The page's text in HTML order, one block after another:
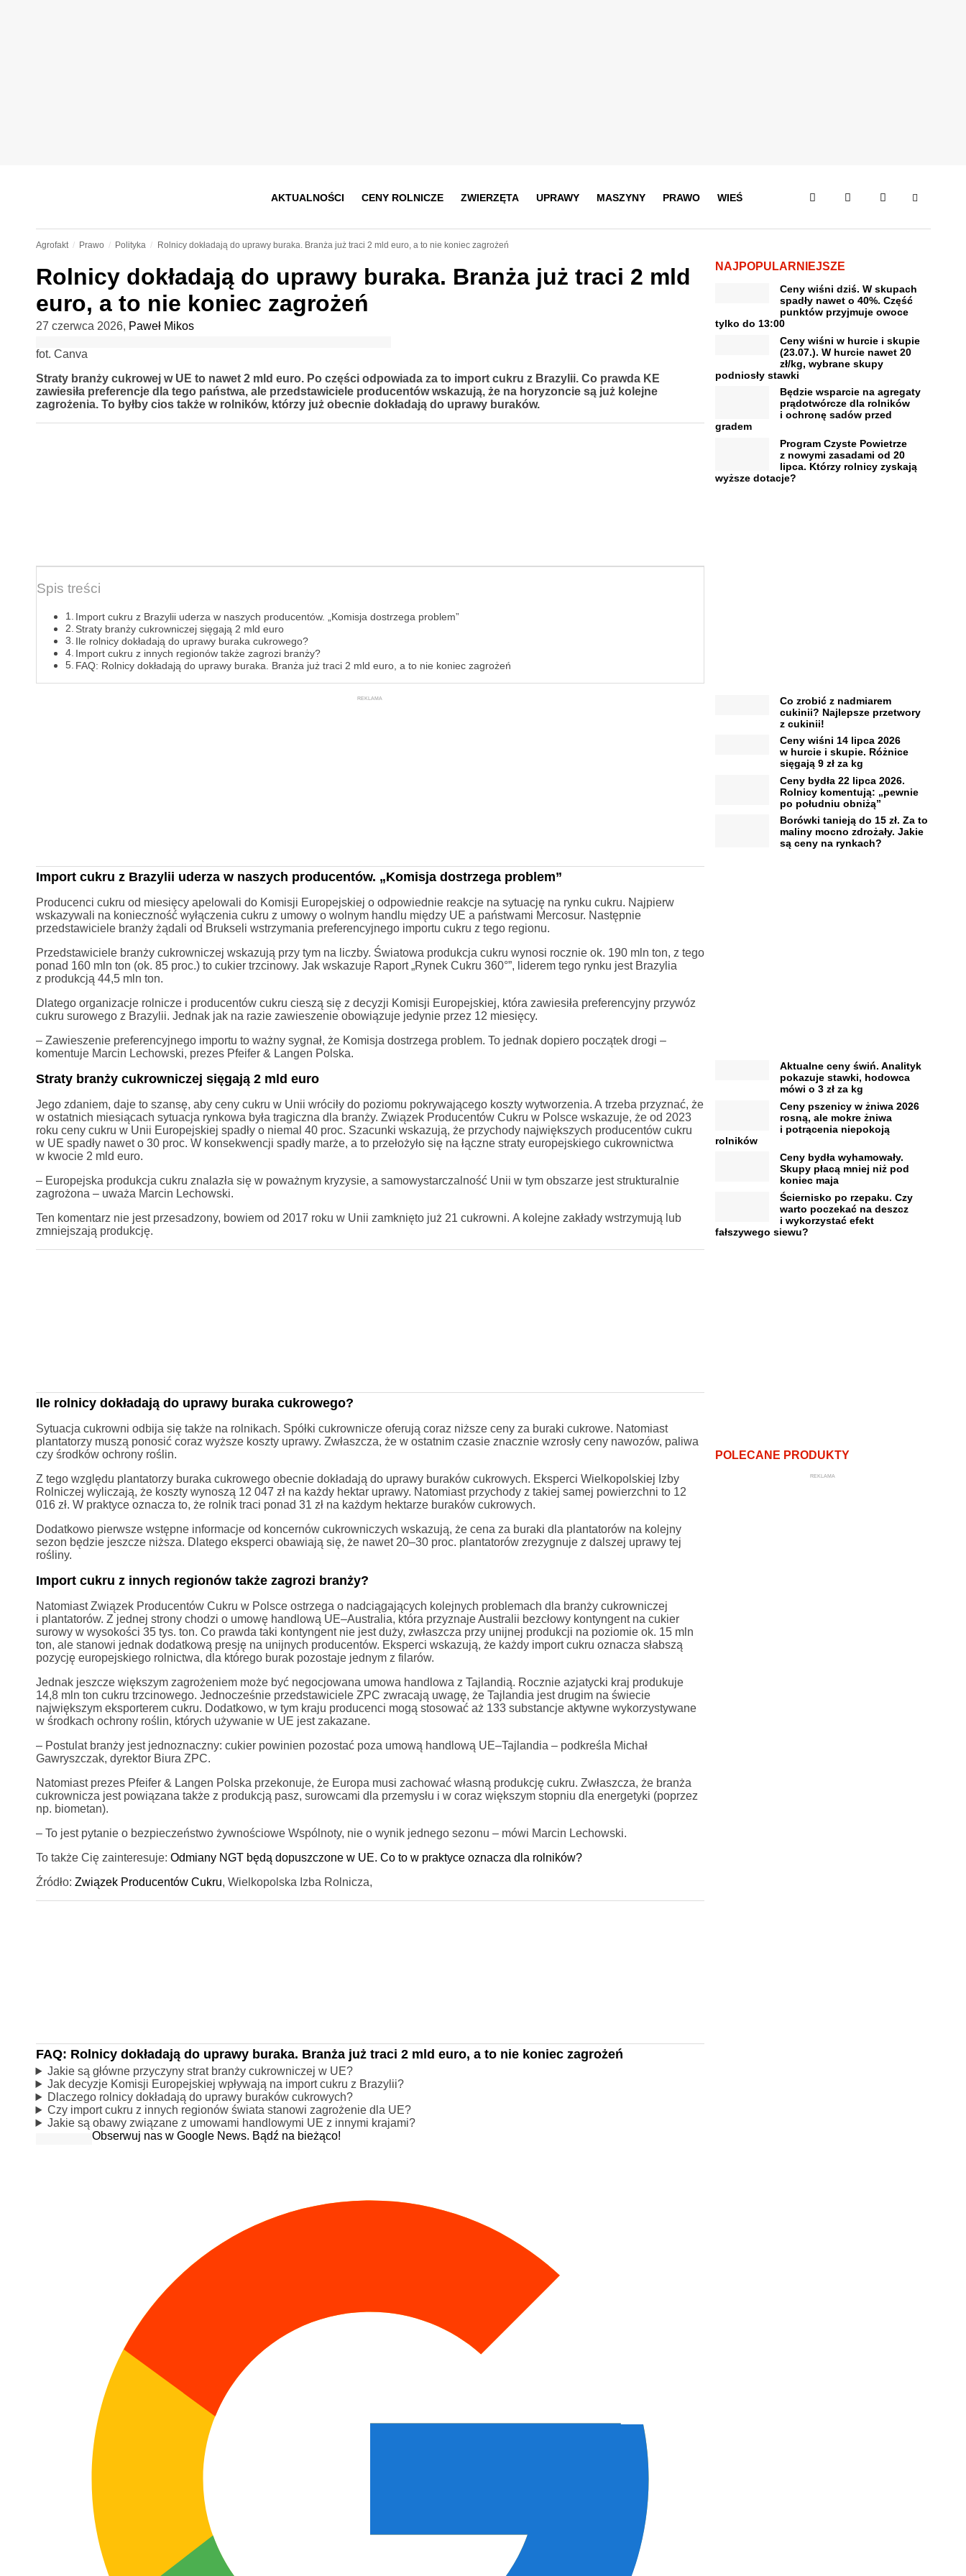
AKTUALNOŚCI CENY ROLNICZE ZWIERZĘTA UPRAWY MASZYNY PRAWO WIEŚ
Agrofakt Prawo Polityka Rolnicy dokładają do uprawy buraka. Branża już traci 2 mld euro, a to nie koniec zagrożeń
Rolnicy dokładają do uprawy buraka. Branża już traci 2 mld
euro, a to nie koniec zagrożeń
27 czerwca 2026, Paweł Mikos
fot. Canva
Straty branży cukrowej w UE to nawet 2 mld euro. Po części odpowiada za to import cukru z Brazylii. Co prawda KE
zawiesiła preferencje dla tego państwa, ale przedstawiciele producentów wskazują, że na horyzoncie są już kolejne
zagrożenia. To byłby cios także w rolników, którzy już obecnie dokładają do uprawy buraków.
Spis treści
Import cukru z Brazylii uderza w naszych producentów. „Komisja dostrzega problem”
Straty branży cukrowniczej sięgają 2 mld euro
Ile rolnicy dokładają do uprawy buraka cukrowego?
Import cukru z innych regionów także zagrozi branży?
FAQ: Rolnicy dokładają do uprawy buraka. Branża już traci 2 mld euro, a to nie koniec zagrożeń
REKLAMA
Import cukru z Brazylii uderza w naszych producentów. „Komisja dostrzega problem”
Producenci cukru od miesięcy apelowali do Komisji Europejskiej o odpowiednie reakcje na sytuację na rynku cukru. Najpierw
wskazywali na konieczność wyłączenia cukru z umowy o wolnym handlu między UE a państwami Mercosur. Następnie
przedstawiciele branży żądali od Brukseli wstrzymania preferencyjnego importu cukru z tego regionu.
Przedstawiciele branży cukrowniczej wskazują przy tym na liczby. Światowa produkcja cukru wynosi rocznie ok. 190 mln ton, z tego
ponad 160 mln ton (ok. 85 proc.) to cukier trzcinowy. Jak wskazuje Raport „Rynek Cukru 360°”, liderem tego rynku jest Brazylia
z produkcją 44,5 mln ton.
Dlatego organizacje rolnicze i producentów cukru cieszą się z decyzji Komisji Europejskiej, która zawiesiła preferencyjny przywóz
cukru surowego z Brazylii. Jednak jak na razie zawieszenie obowiązuje jedynie przez 12 miesięcy.
– Zawieszenie preferencyjnego importu to ważny sygnał, że Komisja dostrzega problem. To jednak dopiero początek drogi –
komentuje Marcin Lechowski, prezes Pfeifer & Langen Polska.
Straty branży cukrowniczej sięgają 2 mld euro
Jego zdaniem, daje to szansę, aby ceny cukru w Unii wróciły do poziomu pokrywającego koszty wytworzenia. A trzeba przyznać, że
w ostatnich miesiącach sytuacja rynkowa była tragiczna dla branży. Związek Producentów Cukru w Polsce wskazuje, że od 2023
roku ceny cukru w Unii Europejskiej spadły o niemal 40 proc. Szacunki wskazują, że przychody największych producentów cukru
w UE spadły nawet o 30 proc. W konsekwencji spadły marże, a to przełożyło się na łączne straty europejskiego cukrownictwa
w kwocie 2 mld euro.
– Europejska produkcja cukru znalazła się w poważnym kryzysie, a samowystarczalność Unii w tym obszarze jest strukturalnie
zagrożona – uważa Marcin Lechowski.
Ten komentarz nie jest przesadzony, bowiem od 2017 roku w Unii zamknięto już 21 cukrowni. A kolejne zakłady wstrzymują lub
zmniejszają produkcję.
Ile rolnicy dokładają do uprawy buraka cukrowego?
Sytuacja cukrowni odbija się także na rolnikach. Spółki cukrownicze oferują coraz niższe ceny za buraki cukrowe. Natomiast
plantatorzy muszą ponosić coraz wyższe koszty uprawy. Zwłaszcza, że w ostatnim czasie znacznie wzrosły ceny nawozów, paliwa
czy środków ochrony roślin.
Z tego względu plantatorzy buraka cukrowego obecnie dokładają do uprawy buraków cukrowych. Eksperci Wielkopolskiej Izby
Rolniczej wyliczają, że koszty wynoszą 12 047 zł na każdy hektar uprawy. Natomiast przychody z takiej samej powierzchni to 12
016 zł. W praktyce oznacza to, że rolnik traci ponad 31 zł na każdym hektarze buraków cukrowych.
Dodatkowo pierwsze wstępne informacje od koncernów cukrowniczych wskazują, że cena za buraki dla plantatorów na kolejny
sezon będzie jeszcze niższa. Dlatego eksperci obawiają się, że nawet 20–30 proc. plantatorów zrezygnuje z dalszej uprawy tej
rośliny.
Import cukru z innych regionów także zagrozi branży?
Natomiast Związek Producentów Cukru w Polsce ostrzega o nadciągających kolejnych problemach dla branży cukrowniczej
i plantatorów. Z jednej strony chodzi o umowę handlową UE–Australia, która przyznaje Australii bezcłowy kontyngent na cukier
surowy w wysokości 35 tys. ton. Co prawda taki kontyngent nie jest duży, zwłaszcza przy unijnej produkcji na poziomie ok. 15 mln
ton, ale stanowi jednak dodatkową presję na unijnych producentów. Eksperci wskazują, że każdy import cukru oznacza słabszą
pozycję europejskiego rolnictwa, dla którego burak pozostaje jednym z filarów.
Jednak jeszcze większym zagrożeniem może być negocjowana umowa handlowa z Tajlandią. Rocznie azjatycki kraj produkuje
14,8 mln ton cukru trzcinowego. Jednocześnie przedstawiciele ZPC zwracają uwagę, że Tajlandia jest drugim na świecie
największym eksporterem cukru. Dodatkowo, w tym kraju producenci mogą stosować aż 133 substancje aktywne wykorzystywane
w środkach ochrony roślin, których używanie w UE jest zakazane.
– Postulat branży jest jednoznaczny: cukier powinien pozostać poza umową handlową UE–Tajlandia – podkreśla Michał
Gawryszczak, dyrektor Biura ZPC.
Natomiast prezes Pfeifer & Langen Polska przekonuje, że Europa musi zachować własną produkcję cukru. Zwłaszcza, że branża
cukrownicza jest powiązana także z produkcją pasz, surowcami dla przemysłu i w coraz większym stopniu dla energetyki (poprzez
np. biometan).
– To jest pytanie o bezpieczeństwo żywnościowe Wspólnoty, nie o wynik jednego sezonu – mówi Marcin Lechowski.
To także Cię zainteresuje: Odmiany NGT będą dopuszczone w UE. Co to w praktyce oznacza dla rolników?
Źródło: Związek Producentów Cukru, Wielkopolska Izba Rolnicza,
FAQ: Rolnicy dokładają do uprawy buraka. Branża już traci 2 mld euro, a to nie koniec zagrożeń
Jakie są główne przyczyny strat branży cukrowniczej w UE?
Jak decyzje Komisji Europejskiej wpływają na import cukru z Brazylii?
Dlaczego rolnicy dokładają do uprawy buraków cukrowych?
Czy import cukru z innych regionów świata stanowi zagrożenie dla UE?
Jakie są obawy związane z umowami handlowymi UE z innymi krajami?
Obserwuj nas w Google News. Bądź na bieżąco!
NAJPOPULARNIEJSZE
Ceny wiśni dziś. W skupach
spadły nawet o 40%. Część
punktów przyjmuje owoce
tylko do 13:00
Ceny wiśni w hurcie i skupie
(23.07.). W hurcie nawet 20
zł/kg, wybrane skupy
podniosły stawki
Będzie wsparcie na agregaty
prądotwórcze dla rolników
i ochronę sadów przed
gradem
Program Czyste Powietrze
z nowymi zasadami od 20
lipca. Którzy rolnicy zyskają
wyższe dotacje?
Co zrobić z nadmiarem
cukinii? Najlepsze przetwory
z cukinii!
Ceny wiśni 14 lipca 2026
w hurcie i skupie. Różnice
sięgają 9 zł za kg
Ceny bydła 22 lipca 2026.
Rolnicy komentują: „pewnie
po południu obniżą”
Borówki tanieją do 15 zł. Za to
maliny mocno zdrożały. Jakie
są ceny na rynkach?
Aktualne ceny świń. Analityk
pokazuje stawki, hodowca
mówi o 3 zł za kg
Ceny pszenicy w żniwa 2026
rosną, ale mokre żniwa
i potrącenia niepokoją
rolników
Ceny bydła wyhamowały.
Skupy płacą mniej niż pod
koniec maja
Ściernisko po rzepaku. Czy
warto poczekać na deszcz
i wykorzystać efekt
fałszywego siewu?
POLECANE PRODUKTY
REKLAMA